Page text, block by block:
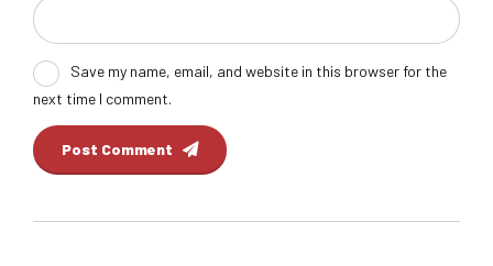
Save my name, email, and website in this browser for the
next time I comment.
Post Comment